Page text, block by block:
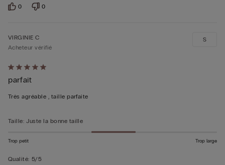
0 0
Évalué
5sur 5
VIRGINIE C
Acheteur vérifié
parfait
Très agréable , taille parfaite
S
Taille: Juste la bonne taille
Trop petit Trop large
Qualité: 5/5